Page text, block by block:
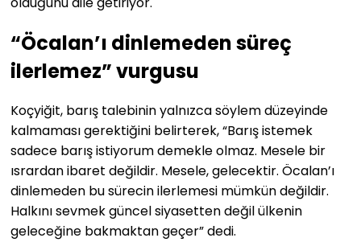
“Öcalan’ı dinlemeden süreç
ilerlemez” vurgusu
Koçyiğit, barış talebinin yalnızca söylem düzeyinde
kalmaması gerektiğini belirterek, “Barış istemek
sadece barış istiyorum demekle olmaz. Mesele bir
ısrardan ibaret değildir. Mesele, gelecektir. Öcalan’ı
dinlemeden bu sürecin ilerlemesi mümkün değildir.
Halkını sevmek güncel siyasetten değil ülkenin
geleceğine bakmaktan geçer” dedi.